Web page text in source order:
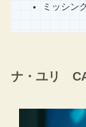
ミッシン
ナ・ユリ